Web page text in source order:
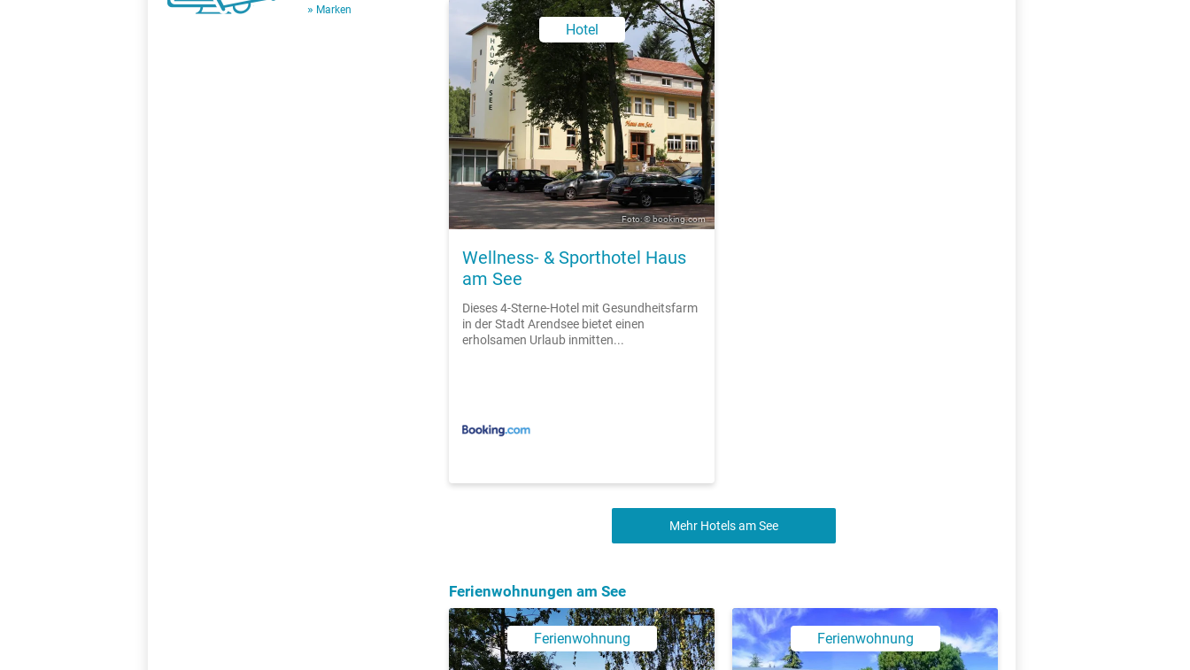
Marken
Hotel
Foto: © booking.com
Wellness- & Sporthotel Haus
am See
Dieses 4-Sterne-Hotel mit Gesundheitsfarm
in der Stadt Arendsee bietet einen
erholsamen Urlaub inmitten...
Mehr Hotels am See
Ferienwohnungen am See
Ferienwohnung Ferienwohnung